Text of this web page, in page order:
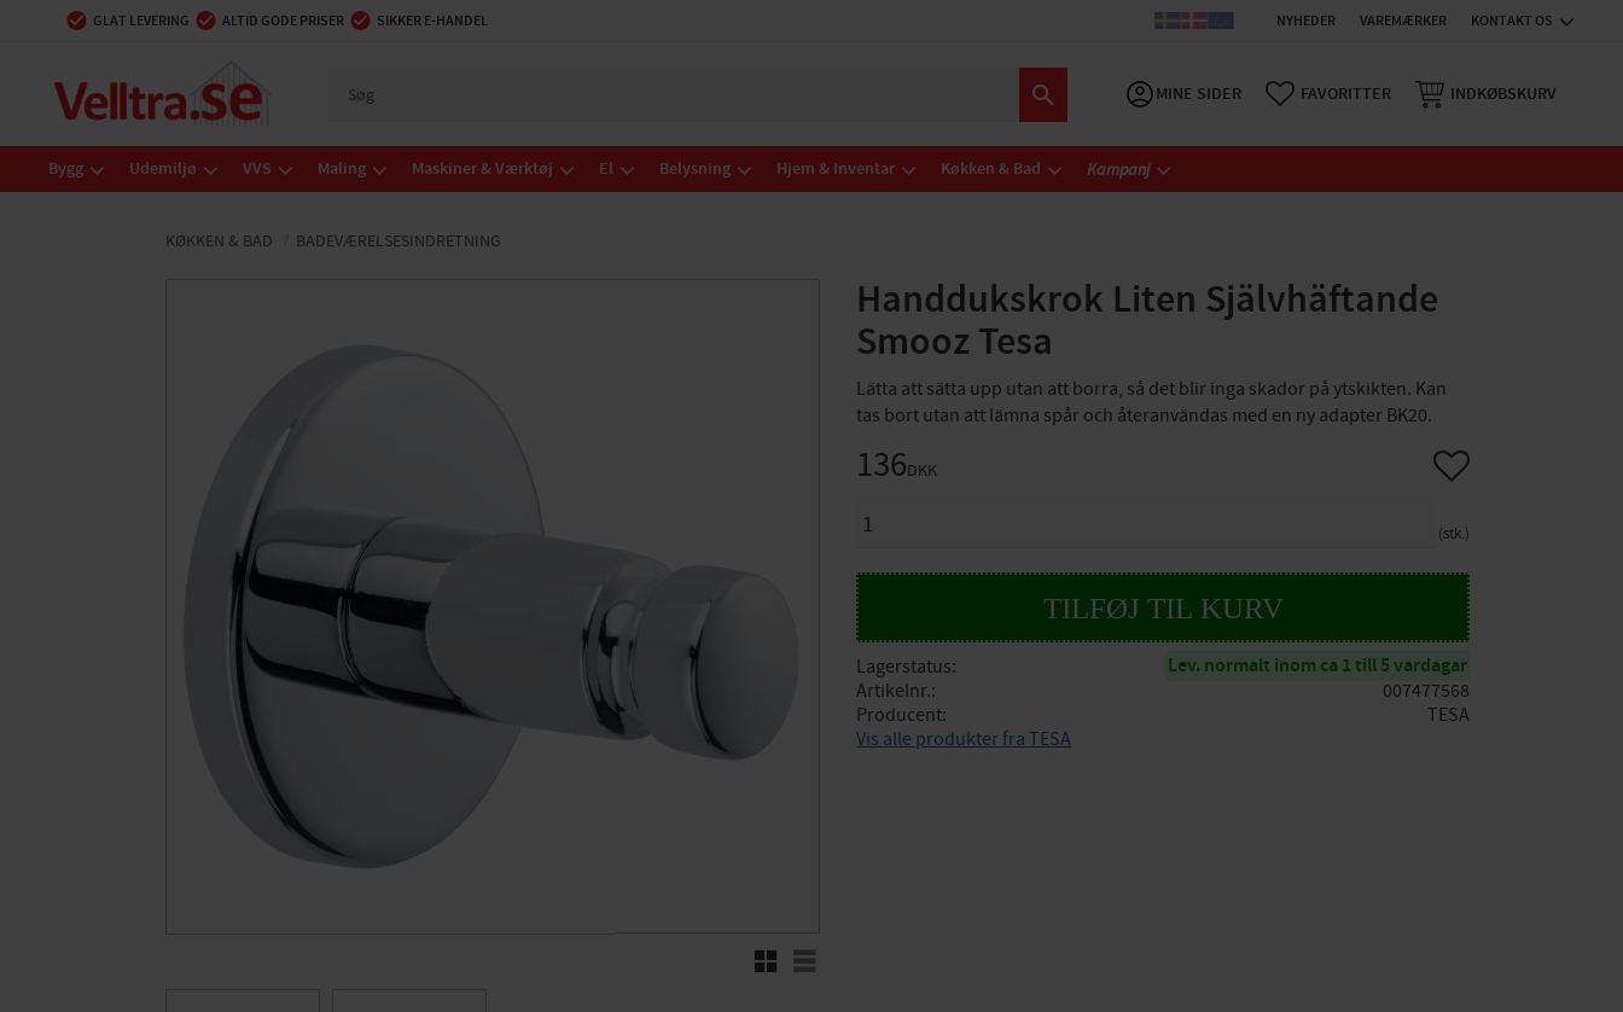
GLAT LEVERING ALTID GODE PRISER SIKKER E-HANDEL NYHEDER VAREMÆRKER KONTAKT OS
MINE SIDER FAVORITTER INDKØBSKURV
Bygg Udemiljø VVS Maling Maskiner & Værktøj El Belysning Hjem & Inventar Køkken & Bad Kampanj
KØKKEN & BAD BADEVÆRELSESINDRETNING
Handdukskrok Liten Självhäftande
Smooz Tesa
Lätta att sätta upp utan att borra, så det blir inga skador på ytskikten. Kan
tas bort utan att lämna spår och återanvändas med en ny adapter BK20.
RutenettListe
136DKK
stk.
Gem som favorit
Lagerstatus Lev. normalt inom ca 1 till 5 vardagar
Artikelnr.
007477568
Producent
TESA
Vis alle produkter fra TESA